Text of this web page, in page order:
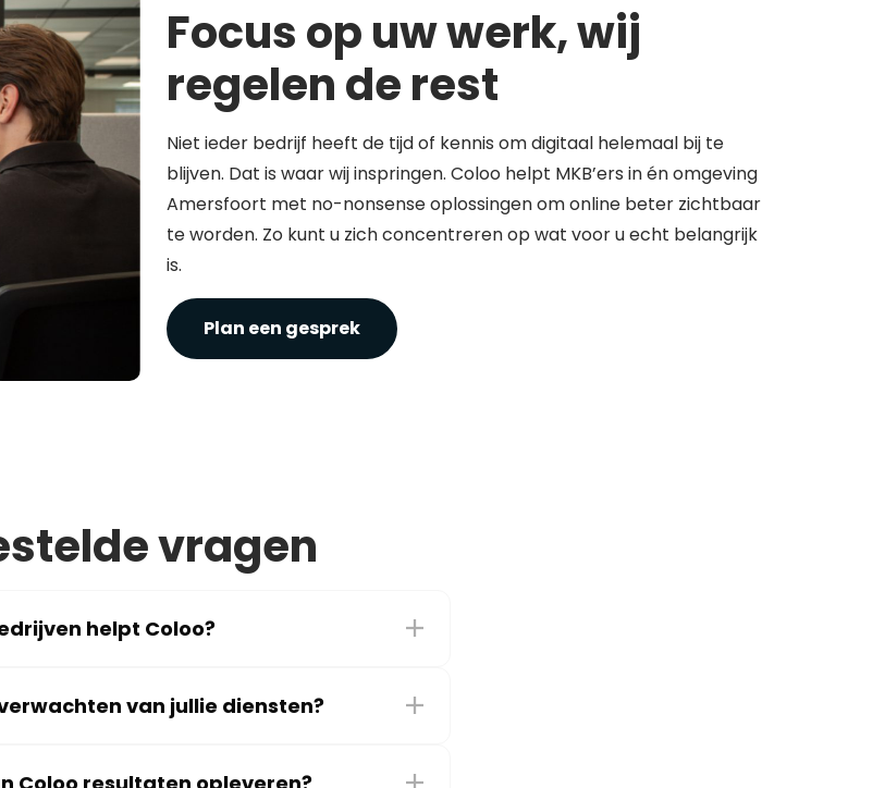
Focus op uw werk, wij
regelen de rest
Niet ieder bedrijf heeft de tijd of kennis om digitaal helemaal bij te
blijven. Dat is waar wij inspringen. Coloo helpt MKB’ers in én omgeving
Amersfoort met no-nonsense oplossingen om online beter zichtbaar
te worden. Zo kunt u zich concentreren op wat voor u echt belangrijk
is.
Plan een gesprek
vragen
helpt Coloo?
van jullie diensten?